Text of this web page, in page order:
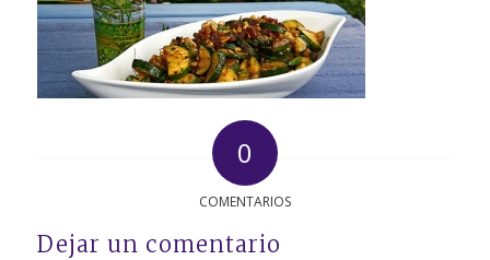
0
COMENTARIOS
Dejar un comentario